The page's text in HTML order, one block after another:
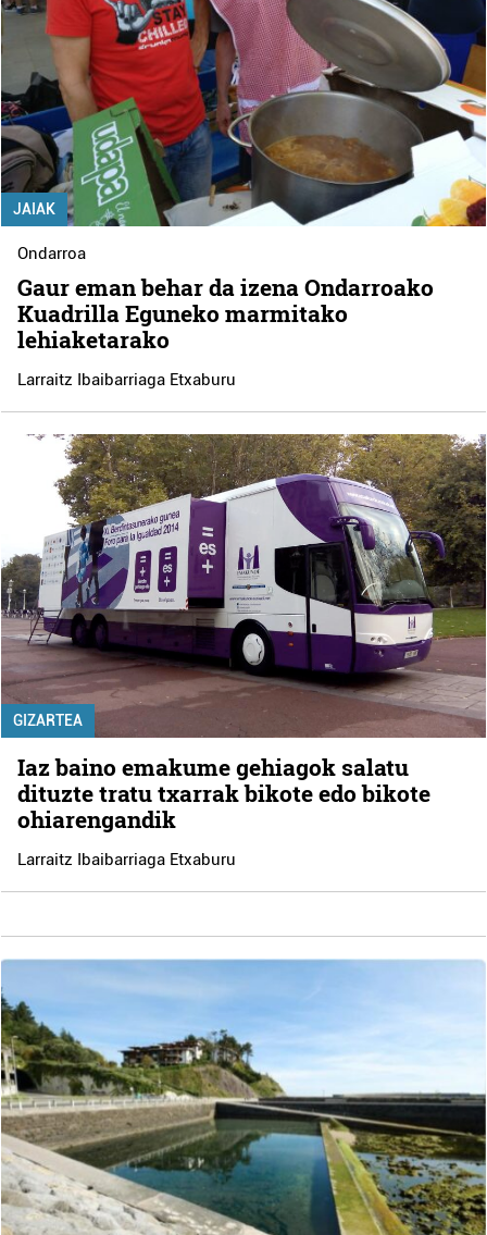
JAIAK
Ondarroa
Gaur eman behar da izena Ondarroako
Kuadrilla Eguneko marmitako
lehiaketarako
Larraitz Ibaibarriaga Etxaburu
GIZARTEA
Iaz baino emakume gehiagok salatu
dituzte tratu txarrak bikote edo bikote
ohiarengandik
Larraitz Ibaibarriaga Etxaburu